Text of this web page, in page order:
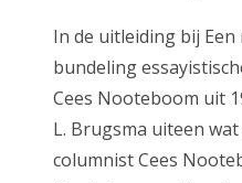
In de uitleiding bij
bundeling
Cees Nooteboom uit
L. Brugsma uiteen
columnist Cees